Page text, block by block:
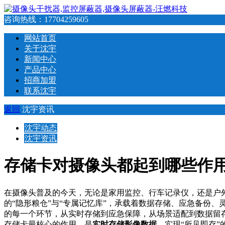
咨询热线： 17704259605
网站首页
关于沈宇
新闻中心
产品中心
招商加盟
联系沈宇
返回 沈宇资讯
沈宇动态
沈宇资讯
存储卡对摄像头都起到哪些作
在摄像头普及的今天，无论是家用监控、行车记录仪，还是
的“隐形粮仓”与“专属记忆库”，承载着数据存储、应急备份
的每一个环节，从实时存储到应急保障，从场景适配到数据留